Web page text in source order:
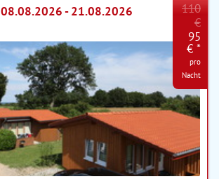
08.08.2026 - 21.08.2026
110
€
95
€ *
pro
Nacht